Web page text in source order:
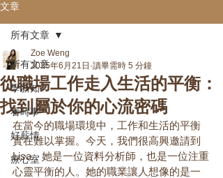
文章
所有文章
學新知
看時事
好薪情
療心室
所有文章
從職場工作走入生活的平衡：
找到屬於你的心流密碼
Zoe Weng
2025年6月21日 讀畢需時 5 分鐘
在當今的職場環境中，工作和生活的平衡
實在難以掌握。今天，我們很高興邀請到
Lisa，她是一位資料分析師，也是一位注重
心靈平衡的人。她的職業讓人想像的是一